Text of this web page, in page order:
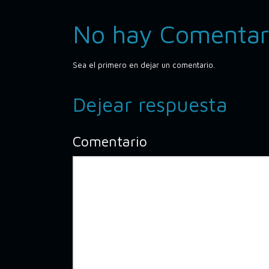
No hay
Sea el primero en dejar un comentario.
Dejear respuesta
Comentario